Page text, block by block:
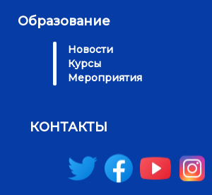
Образование
Новости
Курсы
Мероприятия
КОНТАКТЫ